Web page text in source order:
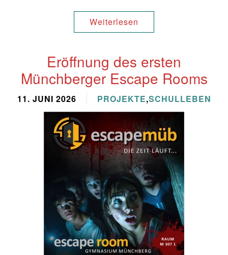
Weiterlesen
Eröffnung des ersten
Münchberger Escape Rooms
11. JUNI 2026 PROJEKTE,SCHULLEBEN